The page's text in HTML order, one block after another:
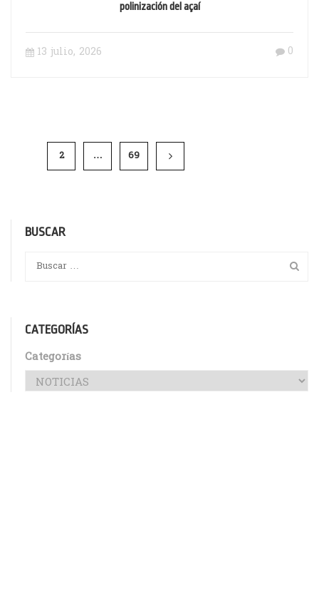
polinización del açaí
13 julio, 2026 0
2 … 69
BUSCAR
CATEGORÍAS
Categorías